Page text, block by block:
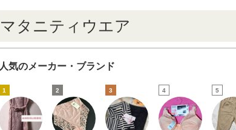
マタニティウエア
人気のメーカー・ブランド
1 2 3 4 5